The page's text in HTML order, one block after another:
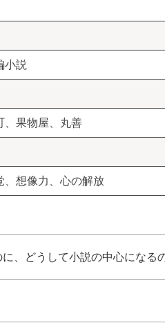
小説
、果物屋、丸善
、想像力、心の解放
、どうして小説の中心になる